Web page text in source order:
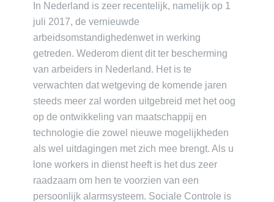
In Nederland is zeer recentelijk, namelijk op 1
juli 2017, de vernieuwde
arbeidsomstandighedenwet in werking
getreden. Wederom dient dit ter bescherming
van arbeiders in Nederland. Het is te
verwachten dat wetgeving de komende jaren
steeds meer zal worden uitgebreid met het oog
op de ontwikkeling van maatschappij en
technologie die zowel nieuwe mogelijkheden
als wel uitdagingen met zich mee brengt. Als u
lone workers in dienst heeft is het dus zeer
raadzaam om hen te voorzien van een
persoonlijk alarmsysteem. Sociale Controle is